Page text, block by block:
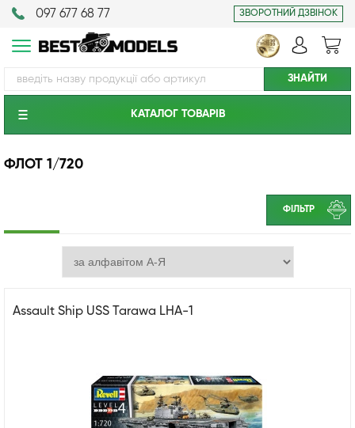
097 677 68 77 ЗВОРОТНИЙ ДЗВІНОК
КАТАЛОГ ТОВАРIВ
ФЛОТ 1/720
ФІЛЬТР
Assault Ship USS Tarawa LHA-1